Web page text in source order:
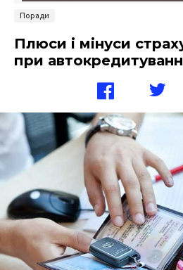
Поради
Плюси і мінуси
при